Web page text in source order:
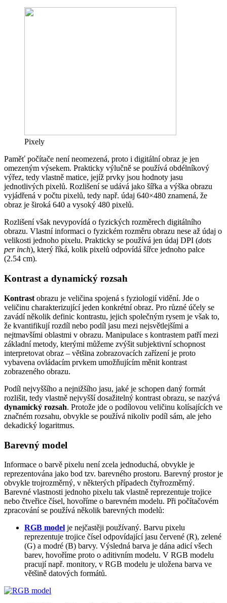
Pixely
Paměť počítače není neomezená, proto i digitální obraz je jen
omezeným výsekem. Prakticky výlučně se používá obdélníkový
výřez, tedy vlastně matice, jejíž prvky jsou hodnoty jasu
jednotlivých pixelů. Rozlišení se udává jako šířka a výška obrazu
vyjádřená v počtu pixelů, tedy např. údaj 640×480 znamená, že
obraz je široká 640 a vysoký 480 pixelů.
Rozlišení však nevypovídá o fyzických rozměrech digitálního
obrazu. Vlastní informaci o fyzickém rozměru obrazu nese až údaj o
velikosti jednoho pixelu. Prakticky se používá jen údaj DPI (dots
per inch), který říká, kolik pixelů odpovídá šířce jednoho palce
(2.54 cm).
Kontrast a dynamický rozsah
Kontrast obrazu je veličina spojená s fyziologií vidění. Jde o
veličinu charakterizující jeden konkrétní obraz. Pro různé účely se
zavádí několik definic kontrastu, jejich společným rysem je však to,
že kvantifikují rozdíl nebo podíl jasu mezi nejsvětlejšími a
nejtmavšími oblastmi v obrazu. Manipulace s kontrastem patří mezi
základní metody, kterými můžeme zvýšit subjektivní schopnost
interpretovat obraz – většina zobrazovacích zařízení je proto
vybavena ovládacím prvkem umožňujícím měnit kontrast
zobrazeného obrazu.
Podíl nejvyššího a nejnižšího jasu, jaké je schopen daný formát
rozlišit, tedy vlastně nejvyšší dosažitelný kontrast obrazu, se nazývá
dynamický rozsah. Protože jde o podílovou veličinu kolísajících ve
značném rozsahu, obvykle se používá nikoliv podíl sám, ale jeho
dekadický logaritmus.
Barevný model
Informace o barvě pixelu není zcela jednoduchá, obvykle je
reprezentována jako bod tzv. barevného prostoru. Barevný prostor je
obvykle trojrozměrný, v některých případech čtyřrozměrný.
Barevné vlastnosti jednoho pixelu tak vlastně reprezentuje trojice
nebo čtveřice čísel, hovoříme o barevném modelu. Při počítačovém
zpracování se používá několik barevných modelů:
RGB model je nejčastěji používaný. Barvu pixelu
reprezentuje trojice čísel odpovídající jasu červené (R), zelené
(G) a modré (B) barvy. Výsledná barva je dána adicí všech
barev, hovoříme proto o aditivním modelu. V RGB modelu
pracují např. monitory, v RGB modelu je uložena barva ve
většině datových formátů.